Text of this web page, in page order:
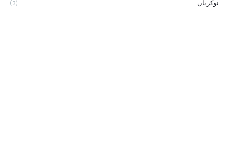
نوکریاں (3)